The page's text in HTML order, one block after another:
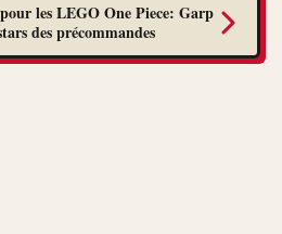
pour les LEGO One Piece: Garp
des précommandes